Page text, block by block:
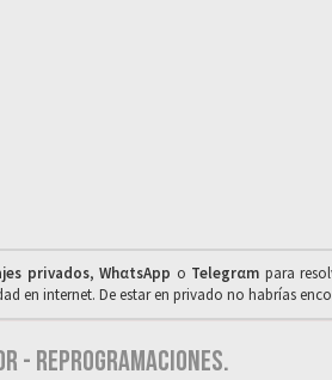
privados,WhαtsApp o Telegrαm para
en internet. De estar en privado no habrías
- REPROGRAMACIONES.